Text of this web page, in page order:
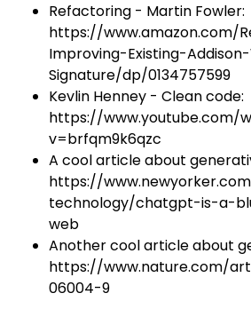
Refactoring - Martin Fowler:
https://www.amazon.com/
Improving-Existing-
Signature/dp/0134757599
Kevlin Henney - Clean code:
https://www.youtube.com/
v=brfqm9k6qzc
A cool article about
https://
technology/chatgpt-is-a-
web
Another cool article about
https://www.nature.com/
06004-9